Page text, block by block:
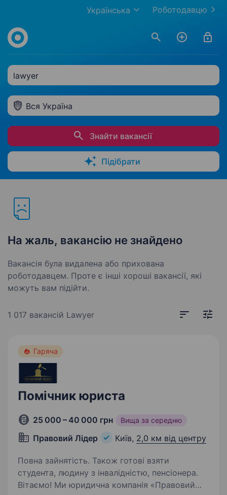
Роботодавцю
Українська
lawyer
Вся Україна
Знайти вакансії
Підібрати
На жаль, вакансію не знайдено
Вакансія була видалена або прихована
роботодавцем. Проте є інші хороші вакансії, які
можуть вам підійти.
1 017 вакансій Lawyer
Гаряча
Помічник юриста
25 000 – 40 000 грн Вища за середню
Правовий Лідер Київ, 2,0 км від центру
Повна зайнятість. Також готові взяти
студента, людину з інвалідністю, пенсіонера.
Вітаємо! Ми юридична компанія «Правовий